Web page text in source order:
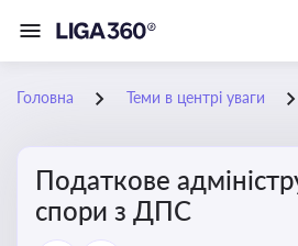
Головна Теми в центрі уваги
Податкове
спори з ДПС